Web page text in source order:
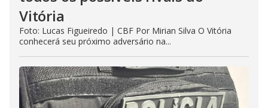
Vitória
Foto: Lucas Figueiredo | CBF Por Mirian Silva O Vitória
conhecerá seu próximo adversário na...